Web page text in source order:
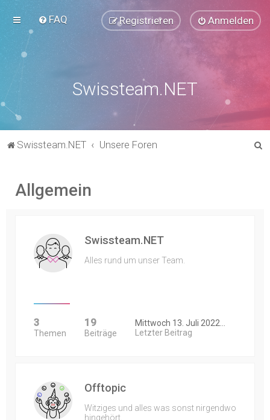
FAQ Anmelden
Registrieren
Swissteam.NET
Swissteam.NET Unsere Foren
Allgemein
Swissteam.NET
Alles rund um unser Team.
3
Themen
19
Beiträge
Mittwoch 13. Juli 2022…
Letzter Beitrag
Offtopic
Witziges und alles was sonst nirgendwo
hingehört.